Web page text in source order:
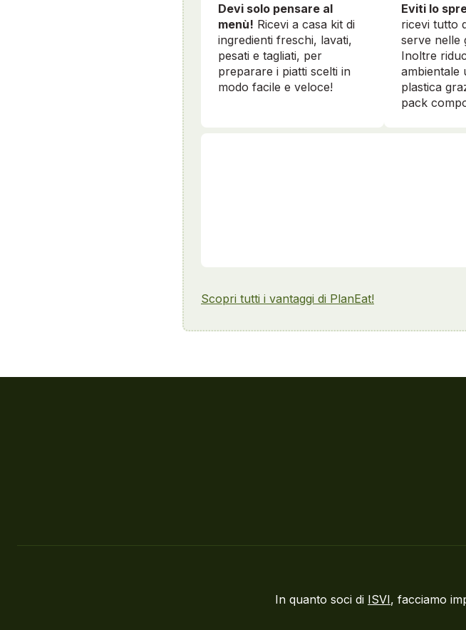
Devi solo pensare al
menù! Ricevi a casa kit di
ingredienti freschi, lavati,
pesati e tagliati, per
preparare i piatti scelti in
modo facile e veloce!
Eviti lo
ricevi tutto
serve nelle
Inoltre
ambientale
plastica
pack
Scopri tutti i vantaggi di PlanEat!
In quanto soci di ISVI, facciamo